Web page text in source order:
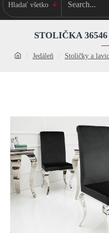
Hladať všetko
Jedáleň Stoličky a
STOLIČKA